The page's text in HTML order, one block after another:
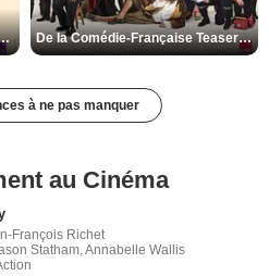
Bande-annonce VF De la Comédie-Française Teaser VF
à ne pas manquer
au Cinéma
François Richet
Statham, Annabelle Wallis